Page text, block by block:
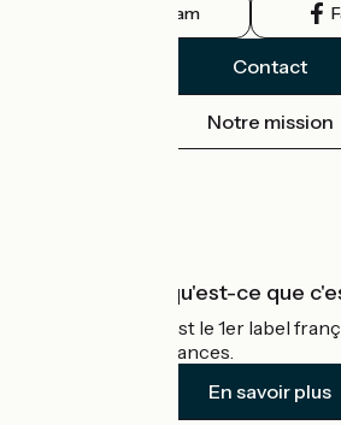
Instagram
Contact
Notre mission
Accueil Vélo qu'est-ce que
Accueil Vélo c'est le 1er label
cyclistes en vacances.
En savoir plus